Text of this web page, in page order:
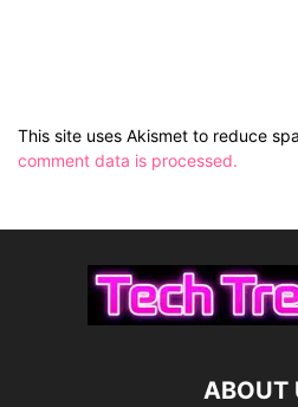
This site uses Akismet to reduce
comment data is processed.
ABOUT